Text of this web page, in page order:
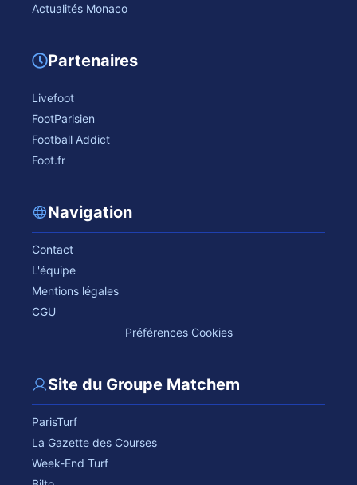
Actualités Monaco
Partenaires
Livefoot
FootParisien
Football Addict
Foot.fr
Navigation
Contact
L'équipe
Mentions légales
CGU
Préférences Cookies
Site du Groupe Matchem
ParisTurf
La Gazette des Courses
Week-End Turf